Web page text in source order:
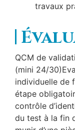
travaux
QCM de
(mini 24/
individuelle de
étape
contrôle
du test à la fin